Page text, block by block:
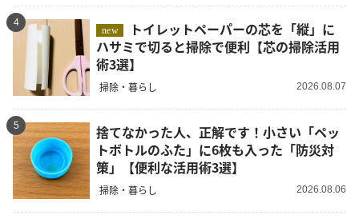
4
new
ハサミで切ると掃除で便利【芯の掃除活用
術3選】
掃除・暮らし 2026.08.07
5
捨てなかった人、正解です！小さい「ペッ
トボトルのふた」に6枚も入った「防災対
策」【便利な活用術3選】
掃除・暮らし 2026.08.06